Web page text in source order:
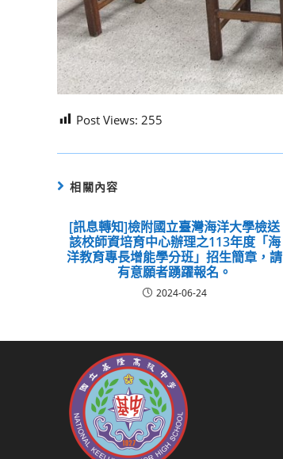
Post Views: 255
相關內容
[訊息轉知]檢附國立臺灣海洋大學檢送
該校師資培育中心辦理之113年度「海
洋教育專長增能學分班」招生簡章，請
有意願者踴躍報名。
2024-06-24